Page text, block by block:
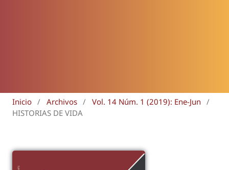
Inicio / Archivos / Vol. 14 Núm. 1 (2019): Ene-Jun
/
HISTORIAS DE VIDA